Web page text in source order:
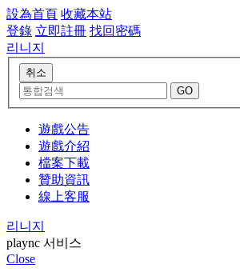
設為首頁 收藏本站
登錄 立即註冊 找回密碼
리니지
遊戲公告
遊戲介紹
檔案下載
贊助資訊
線上客服
리니지
plaync 서비스
Close